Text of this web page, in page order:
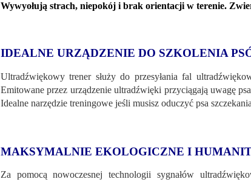
Wywyołują strach, niepokój i brak orientacji w terenie.
IDEALNE URZĄDZENIE DO SZKOLENIA
Ultradźwiękowy trener służy do przesyłania fal
Emitowane przez urządzenie ultradźwięki przyciągają uwagę
Idealne narzędzie treningowe jeśli musisz oduczyć psa
MAKSYMALNIE EKOLOGICZNE I
Za pomocą nowoczesnej technologii sygnałów